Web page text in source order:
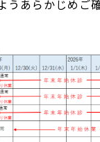
うあらかじめご